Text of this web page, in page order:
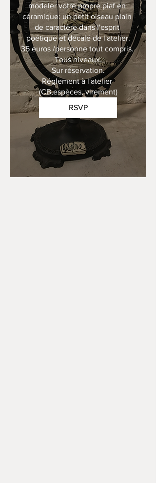
modeler votre propre piaf en
céramique: un petit oiseau plain
de caractère dans l'esprit
poétique et décalé de l'atelier.
35 euros /personne tout compris.
Tous niveaux.
Sur réservation.
Réglement à l'atelier
(CB,espèces, virement)
RSVP